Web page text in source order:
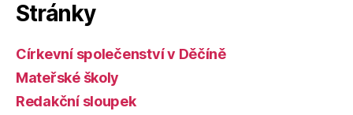
Stránky
Církevní společenství v Děčíně
Mateřské školy
Redakční sloupek